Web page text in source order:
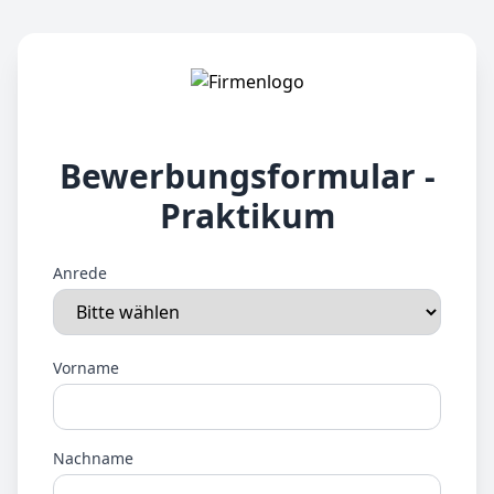
Bewerbungsformular -
Praktikum
Anrede
Vorname
Nachname